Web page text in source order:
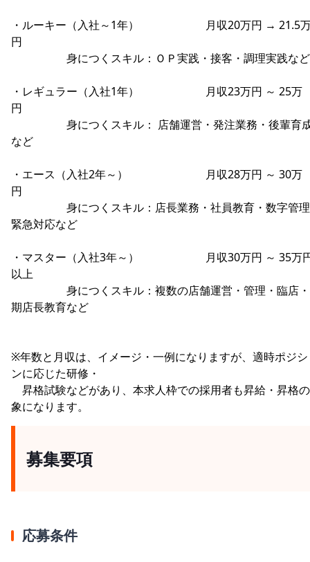
・ルーキー（入社～1年） 月収20万円 → 21.5
円
身につくスキル：ＯＰ実践・接客・調理実践など
・レギュラー（入社1年） 月収23万円 ～ 25万
円
身につくスキル： 店舗運営・発注業務・後輩育
など
・エース（入社2年～） 月収28万円 ～ 30万
円
身につくスキル：店長業務・社員教育・数字管
緊急対応など
・マスター（入社3年～） 月収30万円 ～ 35万
以上
身につくスキル：複数の店舗運営・管理・臨店
期店長教育など
※年数と月収は、イメージ・一例になりますが、適時ポジ
ンに応じた研修・
昇格試験などがあり、本求人枠での採用者も昇給・昇格
象になります。
募集要項
応募条件